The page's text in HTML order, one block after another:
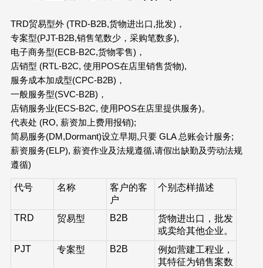
TRD贸易型外 (TRD-B2B,货物进出口,批发)，
专案型(PJT-B2B,销售笔数少，采购笔数多),
电子商务型(ECB-B2C,货物零售)，
店销型 (RTL-B2C, 使用POS在店里销售货物),
服务成本加成型(CPC-B2B)，
一般服务型(SVC-B2B)，
店销服务业(ECS-B2C, 使用POS在店里提供服务)。
代表处 (RO, 薪资加上费用报销);
简易服务(DM,Dormant)设立早期,只要 GLA 总账会计服务;
薪资服务(ELP), 薪资作业及法规遵循,请假出缺勤及劳动法规
遵循)
代号 名称
客户的客
户
个别态样描述
TRD 贸易型 B2B
货物进出口，批发
或卖给其他企业。
PJT
专案型 B2B
例如营建工程业，
其特征为销售案数